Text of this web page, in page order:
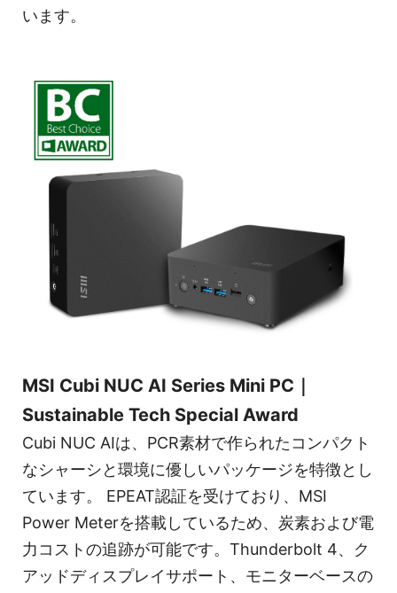
います。
MSI Cubi NUC AI Series Mini PC｜
Sustainable Tech Special Award
Cubi NUC AIは、PCR素材で作られたコンパクト
なシャーシと環境に優しいパッケージを特徴とし
ています。 EPEAT認証を受けており、MSI
Power Meterを搭載しているため、炭素および電
力コストの追跡が可能です。Thunderbolt 4、ク
アッドディスプレイサポート、モニターベースの